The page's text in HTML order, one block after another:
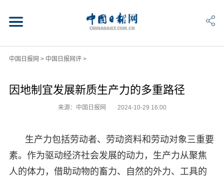
中国日报网 > 中国日报网评>
因地制宜发展新质生产力的多重路径
来源：中国日报网 2024-10-29 16:00
生产力包括劳动者、劳动资料和劳动对象三重要
素。作为驱动经济社会发展的动力，生产力从聚焦
人的体力，借助动物的畜力、自然的外力、工具的